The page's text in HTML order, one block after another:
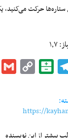
حرکت می‌کنید،
۱٫۷
Telegram
Balatarin
Copy
https://